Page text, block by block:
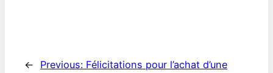
← Previous: Félicitations pour l’achat d’une